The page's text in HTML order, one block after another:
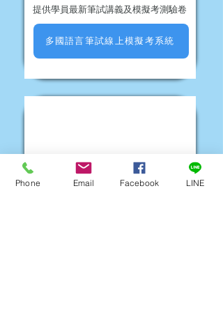
70
提供學員最新筆試講義及模擬考測驗卷
多國語言筆試線上模擬考系統
Phone Email Facebook LINE